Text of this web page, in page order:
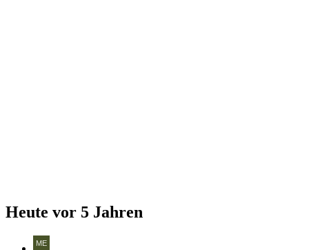
Heute vor 5 Jahren